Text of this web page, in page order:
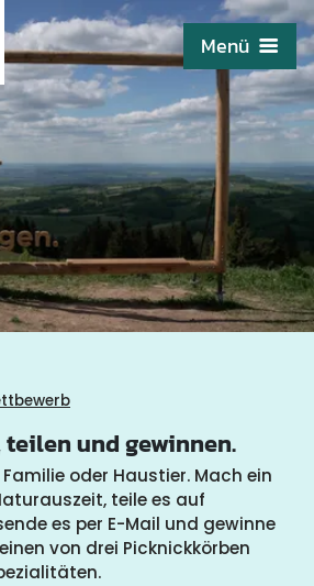
Menü
teilen und gewinnen.
oder Haustier. Mach ein
teile es auf
es per E-Mail und gewinne
von drei Picknickkörben